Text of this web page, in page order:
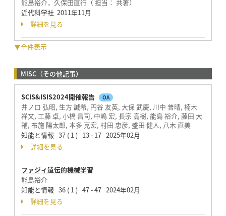
能島裕介，久保田直行（ 担当： 共著）
近代科学社 2011年11月
詳細を見る
▼全件表示
MISC（その他記事）
SCIS&ISIS2024開催報告 OA
井ノ口 弘昭, 生方 誠希, 円谷 友英, 大保 武慶, 川中 普晴, 楠木
祥文, 工藤 卓, 小橋 昌司, 中嶋 宏, 長宗 高樹, 能島 裕介, 藤田 大
輔, 布施 陽太郎, 本多 克宏, 村田 忠彦, 盛田 健人, 八木 直美
知能と情報 37 ( 1 ) 13 - 17 2025年02月
詳細を見る
ファジィ遺伝的機械学習
能島裕介
知能と情報 36 ( 1 ) 47 - 47 2024年02月
詳細を見る